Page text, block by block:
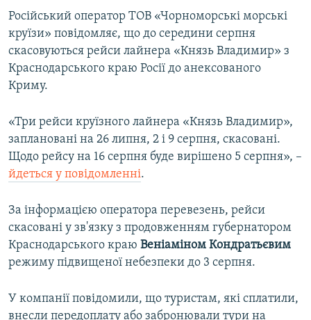
Усі сайти RFE/RL
Російський оператор ТОВ «Чорноморські морські
круїзи» повідомляє, що до середини серпня
скасовуються рейси лайнера «Князь Владимир» з
Краснодарського краю Росії до анексованого
Криму.
«Три рейси круїзного лайнера «Князь Владимир»,
заплановані на 26 липня, 2 і 9 серпня, скасовані.
Щодо рейсу на 16 серпня буде вирішено 5 серпня», –​
йдеться у повідомленні.
За інформацією оператора перевезень, рейси
скасовані у зв'язку з продовженням губернатором
Краснодарського краю Веніаміном Кондратьєвим
режиму підвищеної небезпеки до 3 серпня.
У компанії повідомили, що туристам, які сплатили,
внесли передоплату або забронювали тури на